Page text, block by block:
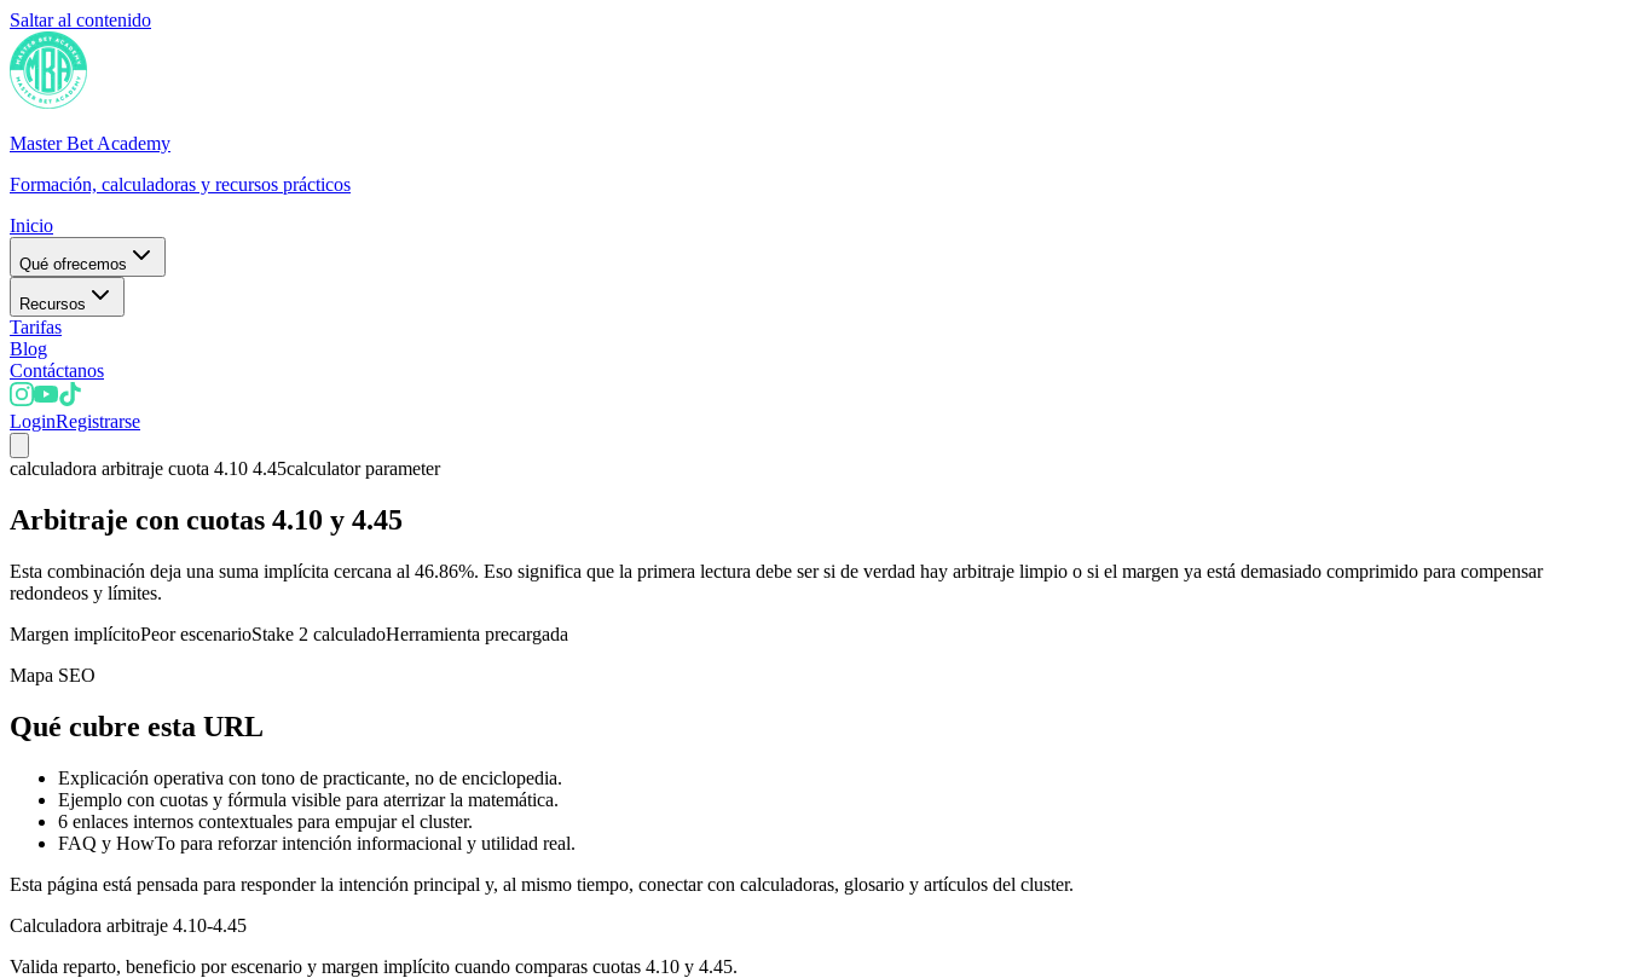
Saltar al contenido
Master Bet Academy
Formación, calculadoras y recursos prácticos
Inicio
Qué ofrecemos
Recursos
Tarifas
Blog
Contáctanos
LoginRegistrarse
calculadora arbitraje cuota 4.10 4.45calculator parameter
Arbitraje con cuotas 4.10 y 4.45
Esta combinación deja una suma implícita cercana al 46.86%. Eso significa que la primera lectura debe ser si de verdad hay arbitraje limpio o si el margen ya está demasiado comprimido para compensar
redondeos y límites.
Margen implícitoPeor escenarioStake 2 calculadoHerramienta precargada
Mapa SEO
Qué cubre esta URL
Explicación operativa con tono de practicante, no de enciclopedia.
Ejemplo con cuotas y fórmula visible para aterrizar la matemática.
6 enlaces internos contextuales para empujar el cluster.
FAQ y HowTo para reforzar intención informacional y utilidad real.
Esta página está pensada para responder la intención principal y, al mismo tiempo, conectar con calculadoras, glosario y artículos del cluster.
Calculadora arbitraje 4.10-4.45
Valida reparto, beneficio por escenario y margen implícito cuando comparas cuotas 4.10 y 4.45.